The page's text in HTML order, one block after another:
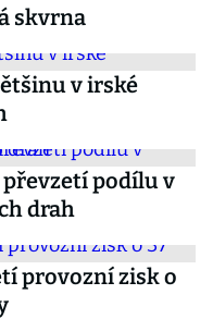
skvrna
v irské
podílu v
drah
provozní zisk o